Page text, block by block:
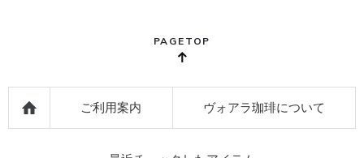
PAGETOP
ご利用案内 ヴォアラ珈琲について